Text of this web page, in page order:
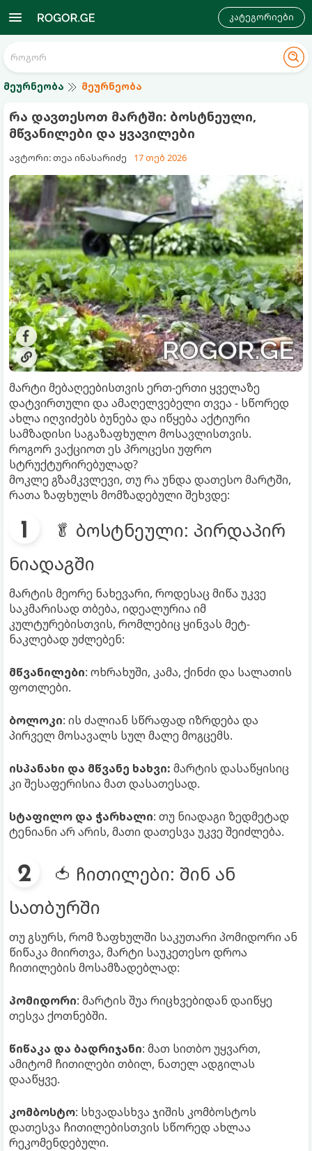
კატეგორიები
მეურნეობა მეურნეობა
რა დავთესოთ მარტში: ბოსტნეული,
მწვანილები და ყვავილები
ავტორი: თეა ინასარიძე 17 თებ 2026
მარტი მებაღეებისთვის ერთ-ერთი ყველაზე
დატვირთული და ამაღელვებელი თვეა - სწორედ
ახლა იღვიძებს ბუნება და იწყება აქტიური
სამზადისი საგაზაფხულო მოსავლისთვის.
როგორ ვაქციოთ ეს პროცესი უფრო
სტრუქტურირებულად?
მოკლე გზამკვლევი, თუ რა უნდა დათესო მარტში,
რათა ზაფხულს მომზადებული შეხვდე:
🥬 ბოსტნეული: პირდაპირ
ნიადაგში
მარტის მეორე ნახევარი, როდესაც მიწა უკვე
საკმარისად თბება, იდეალურია იმ
კულტურებისთვის, რომლებიც ყინვას მეტ-
ნაკლებად უძლებენ:
მწვანილები: ოხრახუში, კამა, ქინძი და სალათის
ფოთლები.
ბოლოკი: ის ძალიან სწრაფად იზრდება და
პირველ მოსავალს სულ მალე მოგცემს.
ისპანახი და მწვანე ხახვი: მარტის დასაწყისიც
კი შესაფერისია მათ დასათესად.
სტაფილო და ჭარხალი: თუ ნიადაგი ზედმეტად
ტენიანი არ არის, მათი დათესვა უკვე შეიძლება.
🍅 ჩითილები: შინ ან
სათბურში
თუ გსურს, რომ ზაფხულში საკუთარი პომიდორი ან
წიწაკა მიირთვა, მარტი საუკეთესო დროა
ჩითილების მოსამზადებლად:
პომიდორი: მარტის შუა რიცხვებიდან დაიწყე
თესვა ქოთნებში.
წიწაკა და ბადრიჯანი: მათ სითბო უყვართ,
ამიტომ ჩითილები თბილ, ნათელ ადგილას
დააწყვე.
კომბოსტო: სხვადასხვა ჯიშის კომბოსტოს
დათესვა ჩითილებისთვის სწორედ ახლაა
რეკომენდებული.